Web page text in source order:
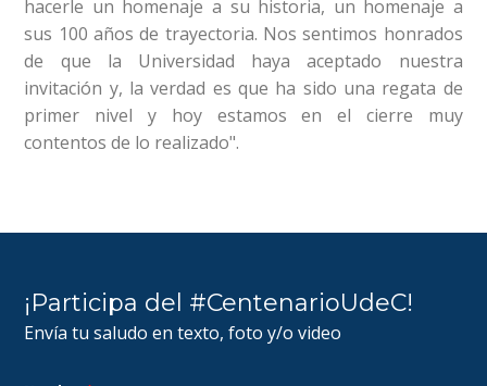
hacerle un homenaje a su historia, un homenaje a
sus 100 años de trayectoria. Nos sentimos honrados
de que la Universidad haya aceptado nuestra
invitación y, la verdad es que ha sido una regata de
primer nivel y hoy estamos en el cierre muy
contentos de lo realizado".
¡Participa del #CentenarioUdeC!
Envía tu saludo en texto, foto y/o video